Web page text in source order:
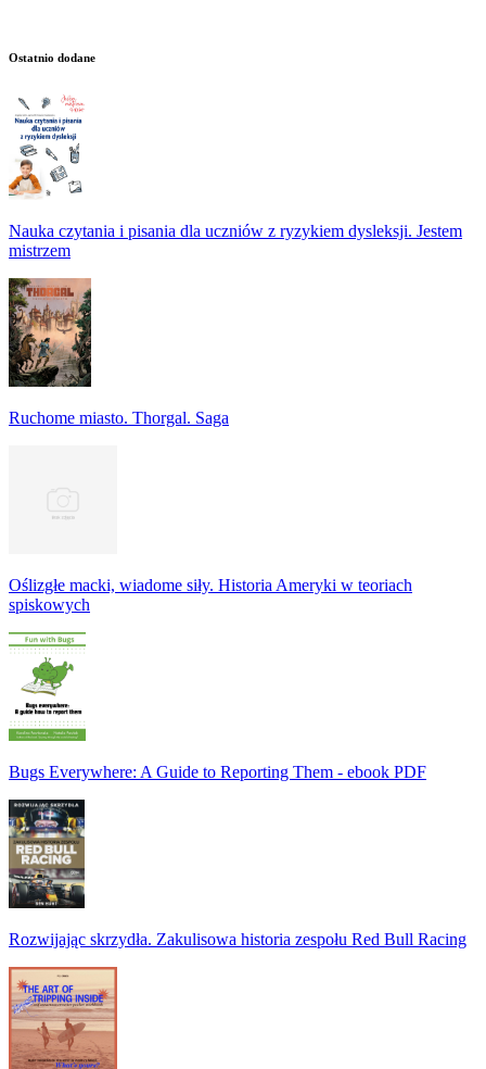
Ostatnio dodane
Nauka czytania i pisania dla uczniów z ryzykiem dysleksji. Jestem
mistrzem
Ruchome miasto. Thorgal. Saga
Oślizgłe macki, wiadome siły. Historia Ameryki w teoriach
spiskowych
Bugs Everywhere: A Guide to Reporting Them - ebook PDF
Rozwijając skrzydła. Zakulisowa historia zespołu Red Bull Racing